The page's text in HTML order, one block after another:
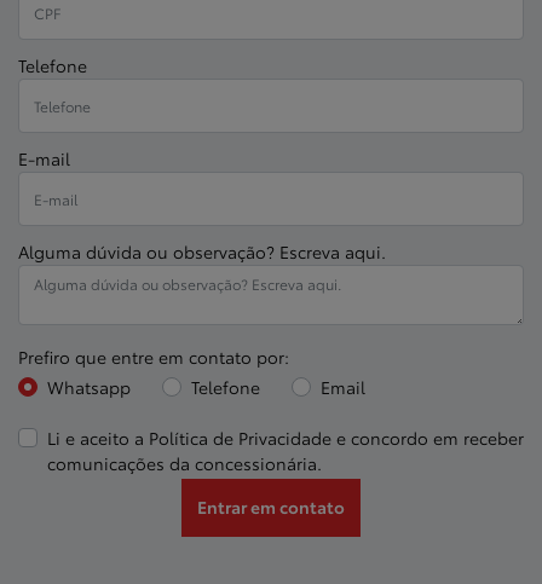
Telefone
E-mail
Alguma dúvida ou observação? Escreva aqui.
Prefiro que entre em contato por:
Whatsapp
Telefone Email
Li e aceito a Política de Privacidade e concordo em receber
comunicações da concessionária.
Entrar em contato